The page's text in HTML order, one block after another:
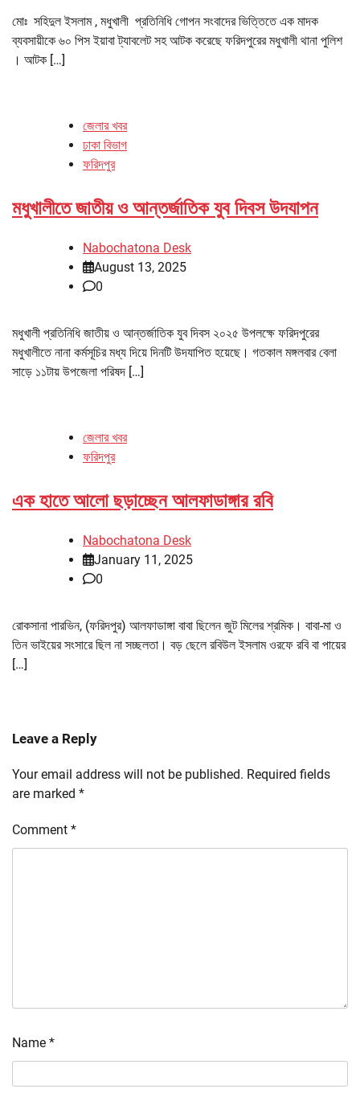
মোঃ সহিদুল ইসলাম , মধুখালী প্রতিনিধি গোপন সংবাদের ভিত্তিতে এক মাদক
ব্যবসায়ীকে ৬০ পিস ইয়াবা ট্যাবলেট সহ আটক করেছে ফরিদপুরের মধুখালী থানা পুলিশ
। আটক […]
জেলার খবর
ঢাকা বিভাগ
ফরিদপুর
মধুখালীতে জাতীয় ও আন্তর্জাতিক যুব দিবস উদযাপন
Nabochatona Desk
August 13, 2025
0
মধুখালী প্রতিনিধি জাতীয় ও আন্তর্জাতিক যুব দিবস ২০২৫ উপলক্ষে ফরিদপুরের
মধুখালীতে নানা কর্মসূচির মধ্য দিয়ে দিনটি উদযাপিত হয়েছে। গতকাল মঙ্গলবার বেলা
সাড়ে ১১টায় উপজেলা পরিষদ […]
জেলার খবর
ফরিদপুর
এক হাতে আলো ছড়াচ্ছেন আলফাডাঙ্গার রবি
Nabochatona Desk
January 11, 2025
0
রোকসানা পারভিন, (ফরিদপুর) আলফাডাঙ্গা বাবা ছিলেন জুট মিলের শ্রমিক। বাবা-মা ও
তিন ভাইয়ের সংসারে ছিল না সচ্ছলতা। বড় ছেলে রবিউল ইসলাম ওরফে রবি বা পায়ের
[…]
Leave a Reply
Your email address will not be published. Required fields
are marked *
Comment *
Name *